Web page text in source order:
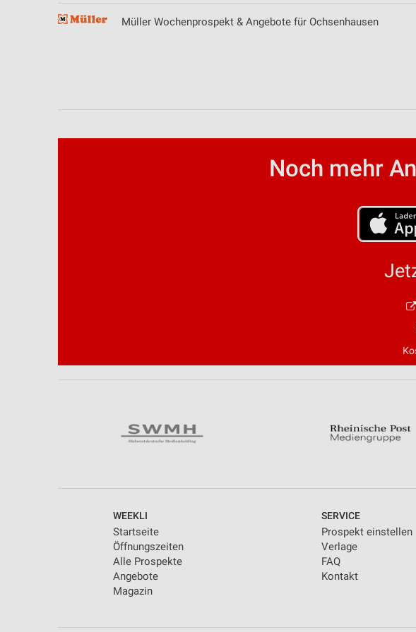
Müller Wochenprospekt & Angebote für Ochsenhausen
Noch mehr
WEEKLI
Startseite
Öffnungszeiten
Alle Prospekte
Angebote
Magazin
SERVICE
Prospekt einstellen
Verlage
FAQ
Kontakt
IAB-Besonderheiten: